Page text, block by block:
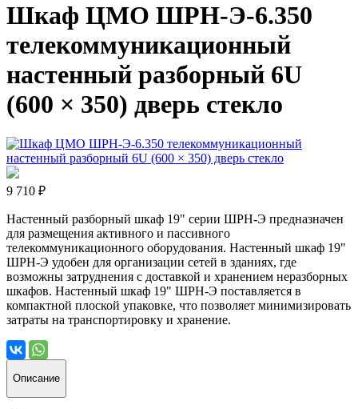
Шкаф ЦМО ШРН-Э-6.350
телекоммуникационный
настенный разборный 6U
(600 × 350) дверь стекло
9 710 ₽
Настенный разборный шкаф 19" серии ШРН-Э предназначен
для размещения активного и пассивного
телекоммуникационного оборудования. Настенный шкаф 19"
ШРН-Э удобен для организации сетей в зданиях, где
возможны затруднения с доставкой и хранением неразборных
шкафов. Настенный шкаф 19" ШРН-Э поставляется в
компактной плоской упаковке, что позволяет минимизировать
затраты на транспортировку и хранение.
Описание